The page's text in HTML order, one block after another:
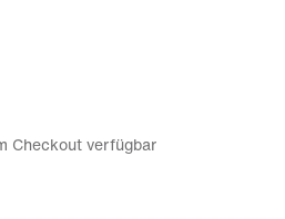
Checkout verfügbar